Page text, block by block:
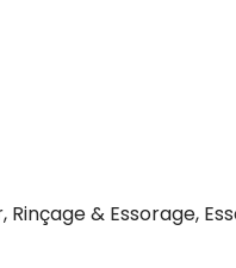
& Essorage,